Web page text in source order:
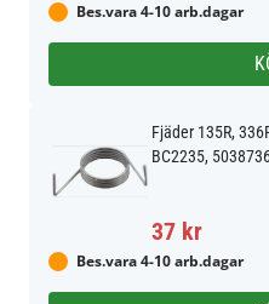
Bes.vara 4-10 arb.dagar
Fjäder 135R,
BC2235,
37 kr
Bes.vara 4-10 arb.dagar